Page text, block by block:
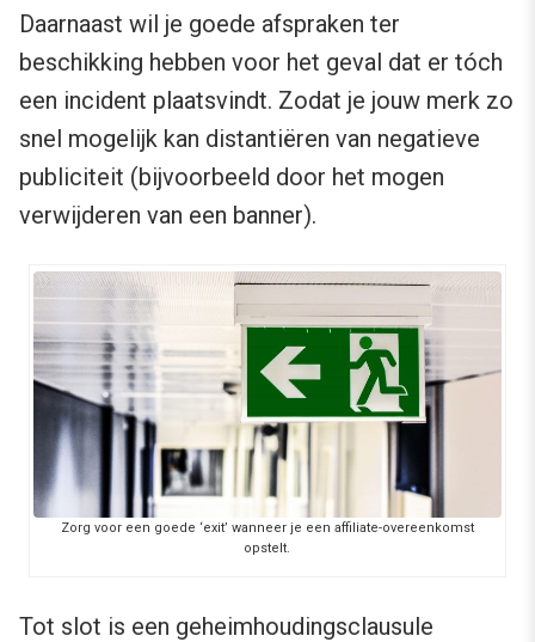
Daarnaast wil je goede afspraken ter
beschikking hebben voor het geval dat er tóch
een incident plaatsvindt. Zodat je jouw merk zo
snel mogelijk kan distantiëren van negatieve
publiciteit (bijvoorbeeld door het mogen
verwijderen van een banner).
Zorg voor een goede ‘exit’ wanneer je een affiliate-overeenkomst
opstelt.
Tot slot is een geheimhoudingsclausule